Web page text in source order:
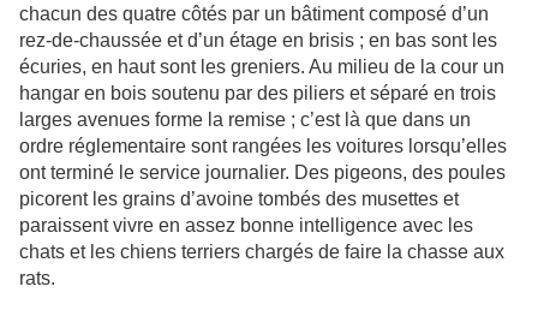
chacun des quatre côtés par un bâtiment composé d’un
rez-de-chaussée et d’un étage en brisis ; en bas sont les
écuries, en haut sont les greniers. Au milieu de la cour un
hangar en bois soutenu par des piliers et séparé en trois
larges avenues forme la remise ; c’est là que dans un
ordre réglementaire sont rangées les voitures lorsqu’elles
ont terminé le service journalier. Des pigeons, des poules
picorent les grains d’avoine tombés des musettes et
paraissent vivre en assez bonne intelligence avec les
chats et les chiens terriers chargés de faire la chasse aux
rats.